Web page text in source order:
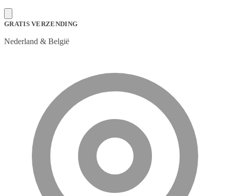
GRATIS VERZENDING
Nederland & België